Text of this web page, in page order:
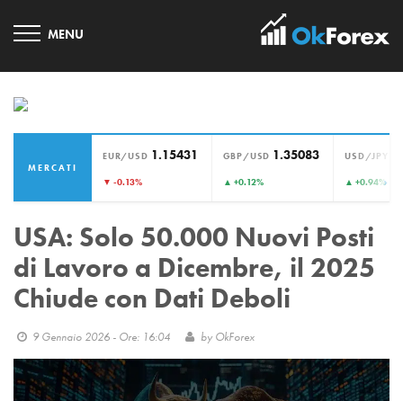
MERCATI
EUR/USD 1.15431
▼ -0.13%
GBP/USD 1.35083
▲ +0.12%
USD/JPY
▲ +0.94%
›
USA: Solo 50.000 Nuovi Posti
di Lavoro a Dicembre, il 2025
Chiude con Dati Deboli
9 Gennaio 2026 - Ore: 16:04 by OkForex